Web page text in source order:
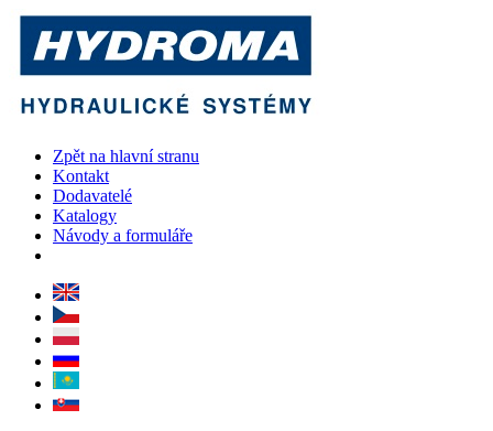
Zpět na hlavní stranu
Kontakt
Dodavatelé
Katalogy
Návody a formuláře